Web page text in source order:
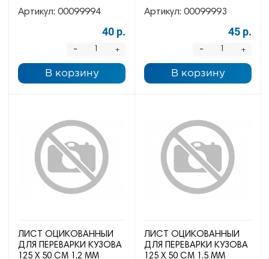
Артикул: 00099994
40 р.
+
-
В корзину
Артикул: 00099993
45 р.
+
-
В корзину
ЛИСТ ОЦИКОВАННЫЙ
ДЛЯ ПЕРЕВАРКИ КУЗОВА
125 Х 50 СМ 1.2 ММ
ЛИСТ ОЦИКОВАННЫЙ
ДЛЯ ПЕРЕВАРКИ КУЗОВА
125 Х 50 СМ 1.5 ММ